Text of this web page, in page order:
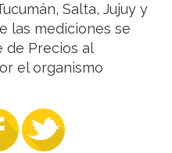
Salta, Jujuy y
las mediciones se
de Precios al
el organismo